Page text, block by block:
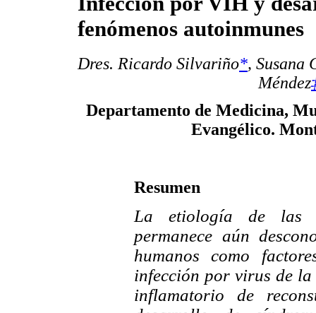
fenómenos autoinmunes
Dres. Ricardo Silvariño*, Susana
Méndez
Departamento de Medicina,
Evangélico.
Resumen
La etiología de las
permanece aún
humanos como
infección por virus de
inflamatorio de